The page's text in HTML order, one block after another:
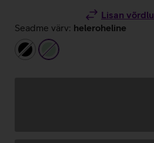
Lisan
Seadme värv: heleroheline
must
heleroheline